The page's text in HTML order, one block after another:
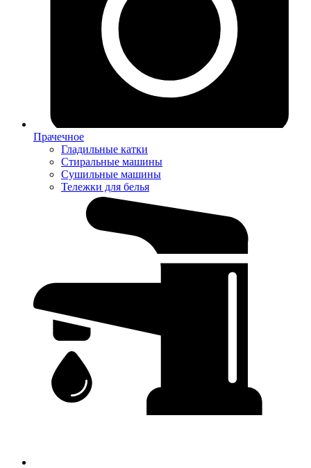
Прачечное
Гладильные катки
Стиральные машины
Сушильные машины
Тележки для белья